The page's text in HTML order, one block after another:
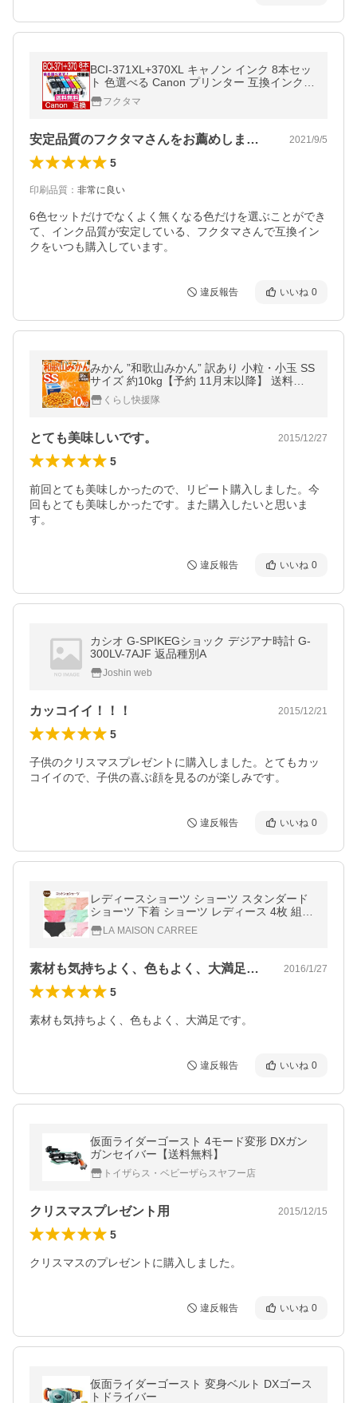
BCI-371XL+370XL キャノン インク 8本セッ
ト 色選べる Canon プリンター 互換インクカ
ートリッジ 全色大容量 bci370 bci371 互換イ
ンク TS5030 TS8030
フクタマ
安定品質のフクタマさんをお薦めします！ 2021/9/5
5
印刷品質 ： 非常に良い
6色セットだけでなくよく無くなる色だけを選ぶことができ
て、インク品質が安定している、フクタマさんで互換イン
クをいつも購入しています。
違反報告 いいね 0
みかん ”和歌山みかん” 訳あり 小粒・小玉 SS
サイズ 約10kg【予約 11月末以降】 送料無
料 くらし快援隊
とても美味しいです。 2015/12/27
5
前回とても美味しかったので、リピート購入しました。今
回もとても美味しかったです。また購入したいと思いま
す。
違反報告 いいね 0
カシオ G-SPIKEGショック デジアナ時計 G-
300LV-7AJF 返品種別A
Joshin web
カッコイイ！！！ 2015/12/21
5
子供のクリスマスプレゼントに購入しました。とてもカッ
コイイので、子供の喜ぶ顔を見るのが楽しみです。
違反報告 いいね 0
レディースショーツ ショーツ スタンダード
ショーツ 下着 ショーツ レディース 4枚 組
セット 女性 用 パンツ 女性用下着 インナー
フリル メール便
LA MAISON CARREE
素材も気持ちよく、色もよく、大満足です… 2016/1/27
5
素材も気持ちよく、色もよく、大満足です。
違反報告 いいね 0
仮面ライダーゴースト 4モード変形 DXガン
ガンセイバー【送料無料】
トイザらス・ベビーザらスヤフー店
クリスマスプレゼント用 2015/12/15
5
クリスマスのプレゼントに購入しました。
違反報告 いいね 0
仮面ライダーゴースト 変身ベルト DXゴース
トドライバー